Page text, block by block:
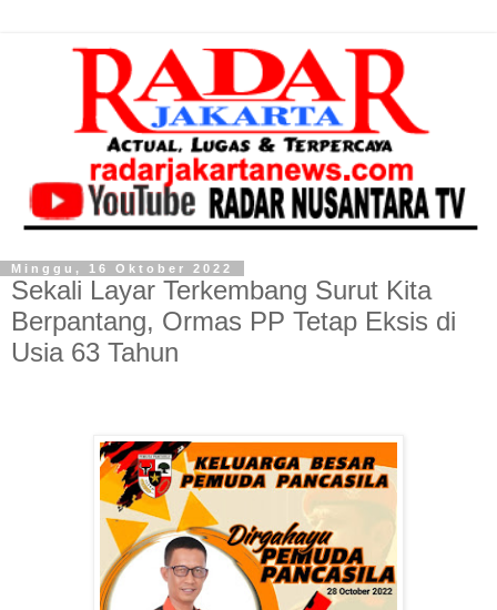
Minggu, 16 Oktober 2022
Sekali Layar Terkembang Surut Kita
Berpantang, Ormas PP Tetap Eksis di
Usia 63 Tahun